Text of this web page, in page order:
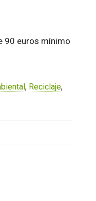
90 euros mínimo
, Reciclaje,